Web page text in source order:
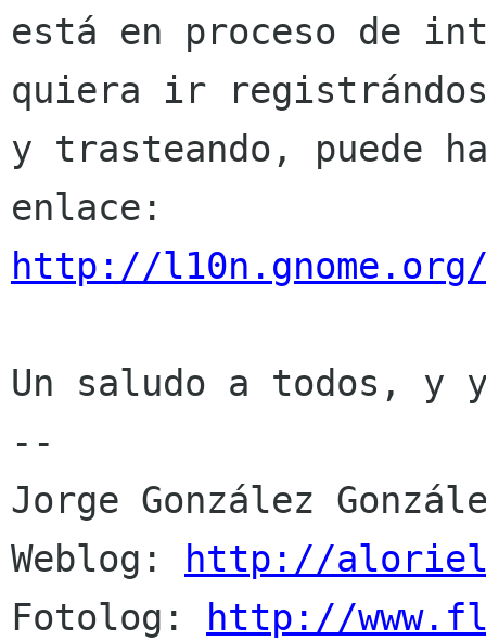
está en proceso de
quiera ir
y trasteando, puede
http://
Un saludo a todos,
--
Jorge González
Weblog:
http://
Fotolog:
http://